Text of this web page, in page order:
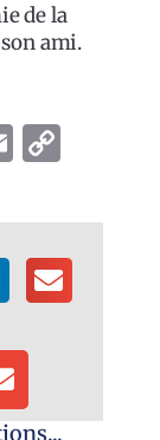
de la
ami.
Email